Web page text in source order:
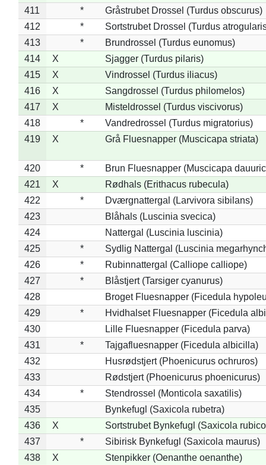
411
*
Gråstrubet Drossel (Turdus obscurus)
412
*
Sortstrubet Drossel (Turdus
413
*
Brundrossel (Turdus eunomus)
414
X
Sjagger (Turdus pilaris)
415
X
Vindrossel (Turdus iliacus)
416
X
Sangdrossel (Turdus philomelos)
417
X
Misteldrossel (Turdus viscivorus)
418
*
Vandredrossel (Turdus migratorius)
419
X Grå Fluesnapper (Muscicapa striata)
420 *
Brun Fluesnapper (Muscicapa
421
X
Rødhals (Erithacus rubecula)
422
*
Dværgnattergal (Larvivora sibilans)
423
Blåhals (Luscinia svecica)
424
Nattergal (Luscinia luscinia)
425
*
Sydlig Nattergal (Luscinia
426
*
Rubinnattergal (Calliope calliope)
427
*
Blåstjert (Tarsiger cyanurus)
428
Broget Fluesnapper (Ficedula
429
*
Hvidhalset Fluesnapper (Ficedula
430
Lille Fluesnapper (Ficedula parva)
431
*
Tajgafluesnapper (Ficedula albicilla)
432
Husrødstjert (Phoenicurus ochruros)
433
Rødstjert (Phoenicurus phoenicurus)
434
*
Stendrossel (Monticola saxatilis)
435
Bynkefugl (Saxicola rubetra)
436
X
Sortstrubet Bynkefugl (Saxicola
437
*
Sibirisk Bynkefugl (Saxicola maurus)
438
X
Stenpikker (Oenanthe oenanthe)